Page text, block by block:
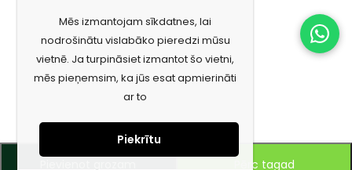
Pērc tagad
Mēs izmantojam sīkdatnes, lai
nodrošinātu vislabāko pieredzi mūsu
vietnē. Ja turpināsiet izmantot šo vietni,
mēs pieņemsim, ka jūs esat apmierināti
ar to
Piekrītu